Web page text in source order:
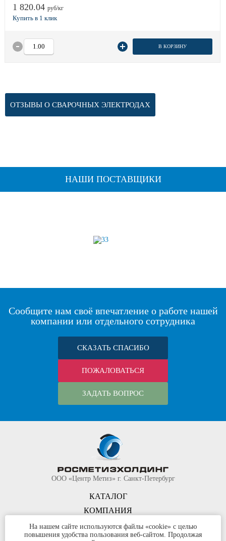
1 820.04 руб/кг
В КОРЗИНУ
ОТЗЫВЫ О СВАРОЧНЫХ ЭЛЕКТРОДАХ
НАШИ ПОСТАВЩИКИ
Сообщите нам своё впечатление о работе нашей
компании или отдельного сотрудника
СКАЗАТЬ СПАСИБО
ПОЖАЛОВАТЬСЯ
ЗАДАТЬ ВОПРОС
КОМПАНИЯ
ООО «Центр Метиз» г. Санкт-Петербург
КАТАЛОГ
КОНТАКТЫ
©ООО «Центр Метиз» 2000-2026
На нашем сайте используются файлы «cookie» с целью
повышения удобства пользования веб-сайтом. Продолжая